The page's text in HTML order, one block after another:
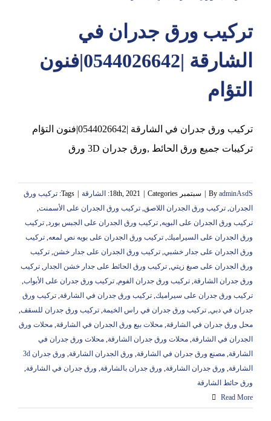
تركيب ورق جدران في
الشارقة |0544026642|فنون
التؤام
تركيب ورق جدران في الشارقة |0544026642|فنون التؤام
تركيبات جميع ورق الحائط ,ورق جدران 3D ورق
By adminAsdS سبتمبر 18th, 2021 Categories: الشارقة Tags: تركيب ورق
الجدران, تركيب ورق الجدران اللاصق, تركيب ورق الجدران على الأسمنت,
تركيب ورق الجدران على البويه, تركيب ورق الجدران على الجبس بورد, تركيب
ورق الجدران على السيراميك, تركيب ورق الجدران على بويه نص لمعه, تركيب
ورق الجدران على جدار خشبي, تركيب ورق الجدران على جدار خشن, تركيب
ورق الجدران على صبغ زيتي, تركيب ورق الحائط على جدار خشن الجدار , تركيب
ورق جدران الشارقة, تركيب ورق جدران الفوم, تركيب ورق جدران على الأبواب,
تركيب ورق جدران على سيراميك, تركيب ورق جدران في الشارقة, تركيب ورق
جدران في دبي, تركيب ورق جدران في راس الخيمة, تركيب ورق جدران للسقف,
محل ورق جدران في الشارقة, محلات بيع ورق الجدران في الشارقة, محلات ورق
الجدران في الشارقة, محلات ورق جدران الشارقة, محلات ورق جدران في
الشارقة, مصنع ورق جدران في الشارقة, ورق الجدران الشارقة,
ورق جدران 3d
الشارقة, ورق جدران الشارقة, ورق جدران بالشارقة, ورق جدران في الشارقة,
ورق حائط الشارقة
Read More